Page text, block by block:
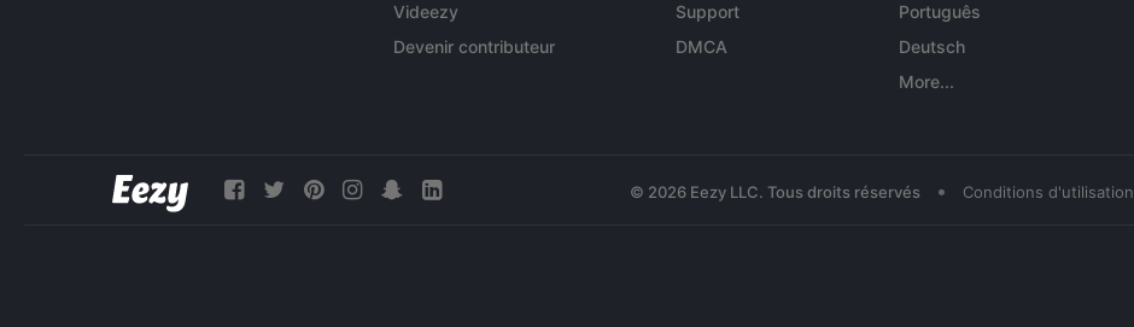
Videezy
Devenir contributeur
Support
DMCA
Português
Deutsch
More...
© 2026 Eezy LLC. Tous droits réservés • Conditions d'utilisation